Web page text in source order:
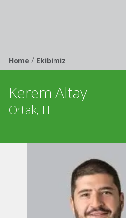
Breadcrumb
Home/ Ekibimiz
Kerem Altay
Ortak, IT